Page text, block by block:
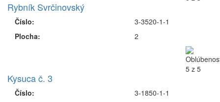
Rybník Svrčinovský
Číslo:
Plocha:
3-3520-1-1
2
Kysuca č. 3
Číslo:
3-1850-1-1